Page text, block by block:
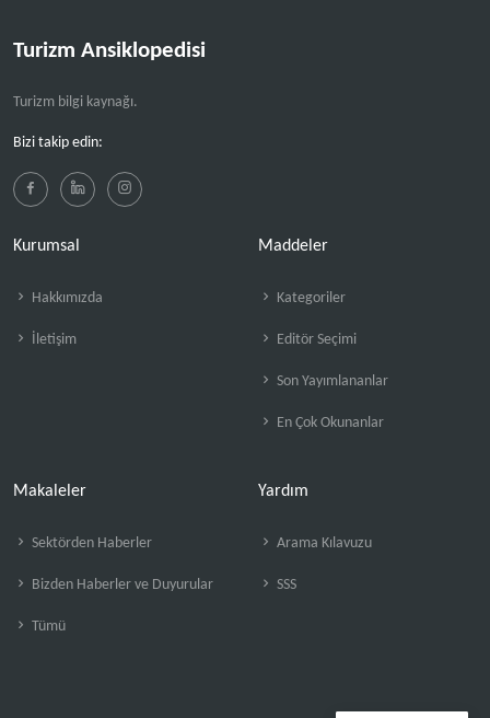
Turizm Ansiklopedisi
Turizm bilgi kaynağı.
Bizi takip edin:
Kurumsal
Hakkımızda
İletişim
Maddeler
Kategoriler
Editör Seçimi
Son Yayımlananlar
En Çok Okunanlar
Makaleler
Sektörden Haberler
Bizden Haberler ve Duyurular
Tümü
Yardım
Arama Kılavuzu
SSS